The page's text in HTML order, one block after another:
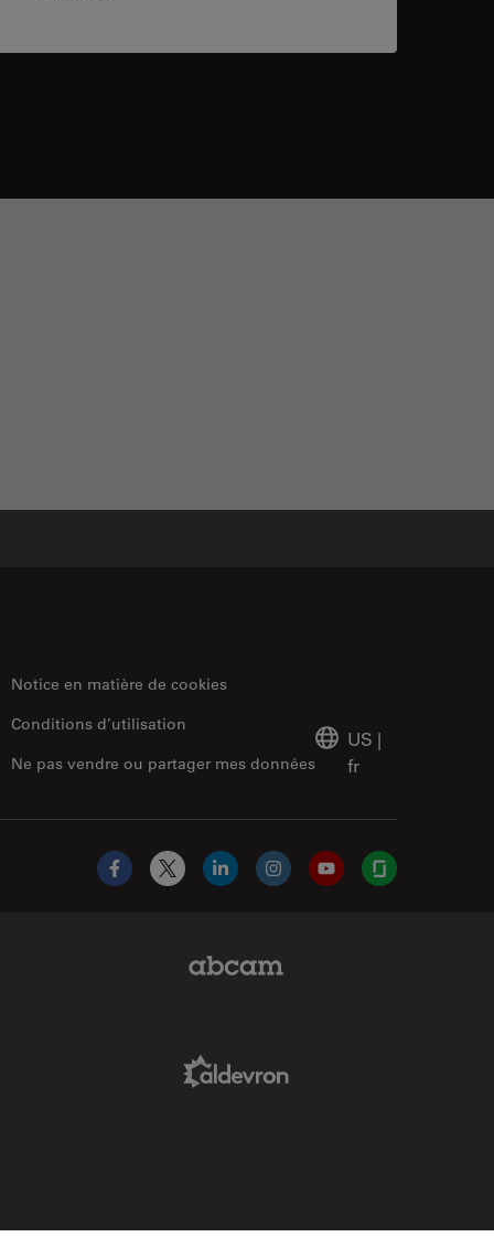
Notice en matière de cookies
Ne pas vendre ou partager mes données
Conditions d’utilisation
US |
fr
Facebook
X LinkedInInstagramYouTubeGlassdoor